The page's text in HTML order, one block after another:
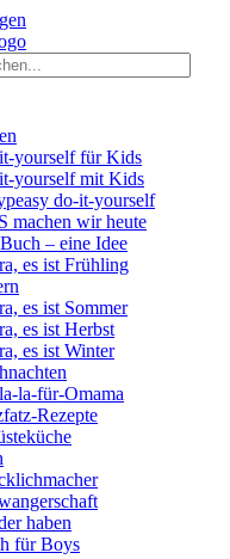
yourself für Kids
yourself mit Kids
do-it-yourself
machen wir heute
– eine Idee
es ist Frühling
es ist Sommer
es ist Herbst
es ist Winter
la-für-Omama
Rezepte
haben
für Boys